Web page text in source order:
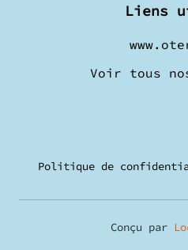
Liens
Voir tous
Politique de
Conçu par